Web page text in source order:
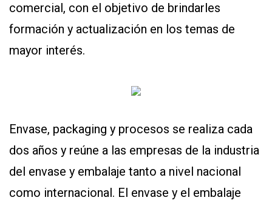
comercial, con el objetivo de brindarles
formación y actualización en los temas de
mayor interés.
Envase, packaging y procesos se realiza cada
dos años y reúne a las empresas de la industria
del envase y embalaje tanto a nivel nacional
como internacional. El envase y el embalaje